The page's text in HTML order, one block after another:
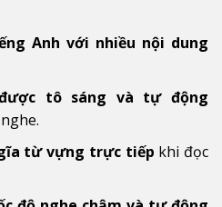
Anh với nhiều nội dung
tô sáng và tự động
từ vựng trực tiếp khi đọc